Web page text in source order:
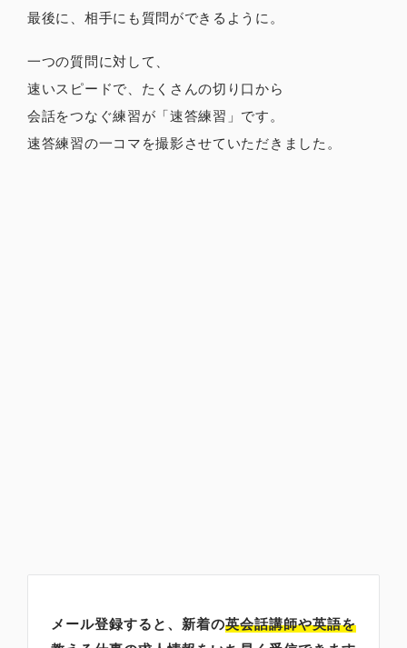
最後に、相手にも質問ができるように。
一つの質問に対して、
速いスピードで、たくさんの切り口から
会話をつなぐ練習が「速答練習」です。
速答練習の一コマを撮影させていただきました。
メール登録すると、新着の英会話講師や英語を